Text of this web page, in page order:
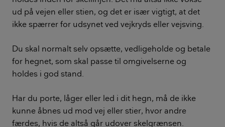
ud på vejen eller stien, og det er især vigtigt, at det
ikke spærrer for udsynet ved vejkryds eller vejsving.
Du skal normalt selv opsætte, vedligeholde og betale
for hegnet, som skal passe til omgivelserne og
holdes i god stand.
Har du porte, låger eller led i dit hegn, må de ikke
kunne åbnes ud mod vej eller stier, hvor andre
færdes, hvis de altså går udover skelgrænsen.